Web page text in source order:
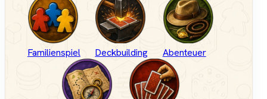
Familienspiel Deckbuilding Abenteuer